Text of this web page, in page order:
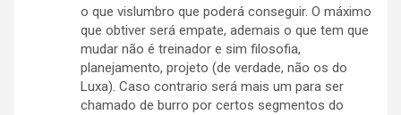
o que vislumbro que poderá conseguir. O máximo
que obtiver será empate, ademais o que tem que
mudar não é treinador e sim filosofia,
planejamento, projeto (de verdade, não os do
Luxa). Caso contrario será mais um para ser
chamado de burro por certos segmentos do